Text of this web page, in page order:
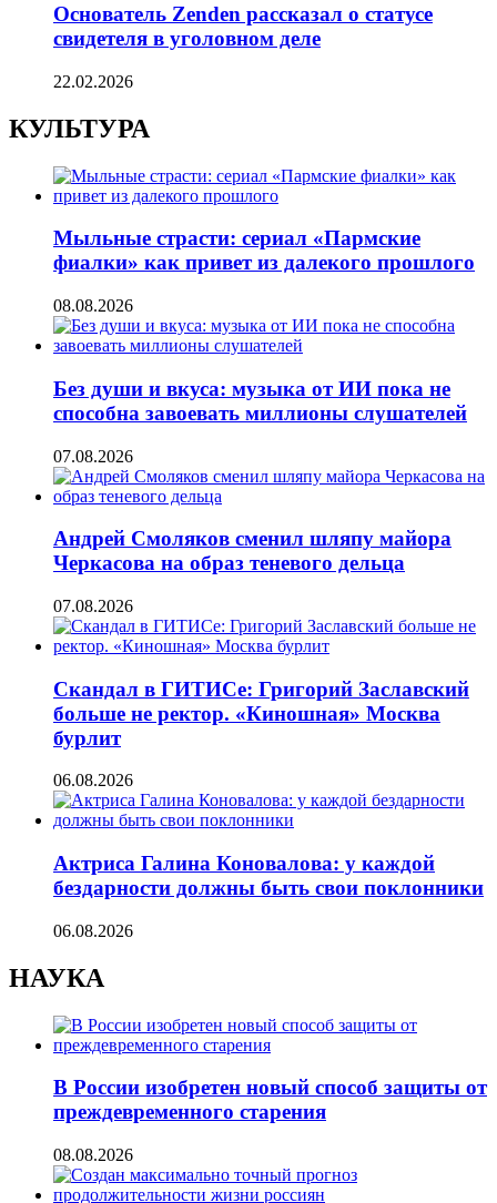
Основатель Zenden рассказал о статусе
свидетеля в уголовном деле
22.02.2026
КУЛЬТУРА
Мыльные страсти: сериал «Пармские
фиалки» как привет из далекого прошлого
08.08.2026
Без души и вкуса: музыка от ИИ пока не
способна завоевать миллионы слушателей
07.08.2026
Андрей Смоляков сменил шляпу майора
Черкасова на образ теневого дельца
07.08.2026
Скандал в ГИТИСе: Григорий Заславский
больше не ректор. «Киношная» Москва
бурлит
06.08.2026
Актриса Галина Коновалова: у каждой
бездарности должны быть свои поклонники
06.08.2026
НАУКА
В России изобретен новый способ защиты от
преждевременного старения
08.08.2026